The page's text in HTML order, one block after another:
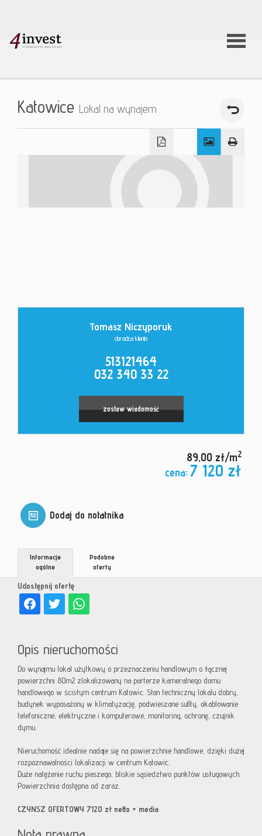
O firmie
Katowice Lokal na wynajem
Tomasz Niczyporuk
doradca klienta
513121464
032 340 33 22
zostaw wiadomość
89,00 zł/m2
cena: 7 120 zł
Dodaj do notatnika
Udostępnij ofertę
Informacje
ogólne
Podobne
oferty
Opis nieruchomości
Do wynajmu lokal użytkowy o przeznaczeniu handlowym o łącznej
powierzchni 80m2 zlokalizowany na parterze kameralnego domu
handlowego w ścisłym centrum Katowic. Stan techniczny lokalu dobry,
budynek wyposażony w klimatyzację, podwieszane sufity, okablowanie
telefoniczne, elektryczne i komputerowe, monitoring, ochronę, czujnik
dymu.
Nieruchomość idealnie nadaje się na powierzchnie handlowe, dzięki dużej
rozpoznawalności lokalizacji w centrum Katowic.
Duże natężenie ruchu pieszego, bliskie sąsiedztwo punktów usługowych.
Powierzchnia dostępna od zaraz.
CZYNSZ OFERTOWY 7120 zł netto + media